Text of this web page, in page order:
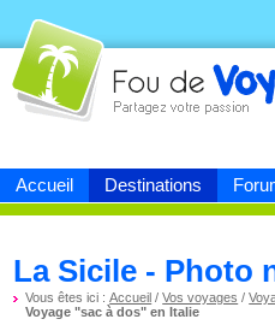
Accueil Destinations
Fou devoyage
La Sicile - Photo
Vous êtes ici :Accueil /Vos voyages /
Voyage "sac à dos" en Italie